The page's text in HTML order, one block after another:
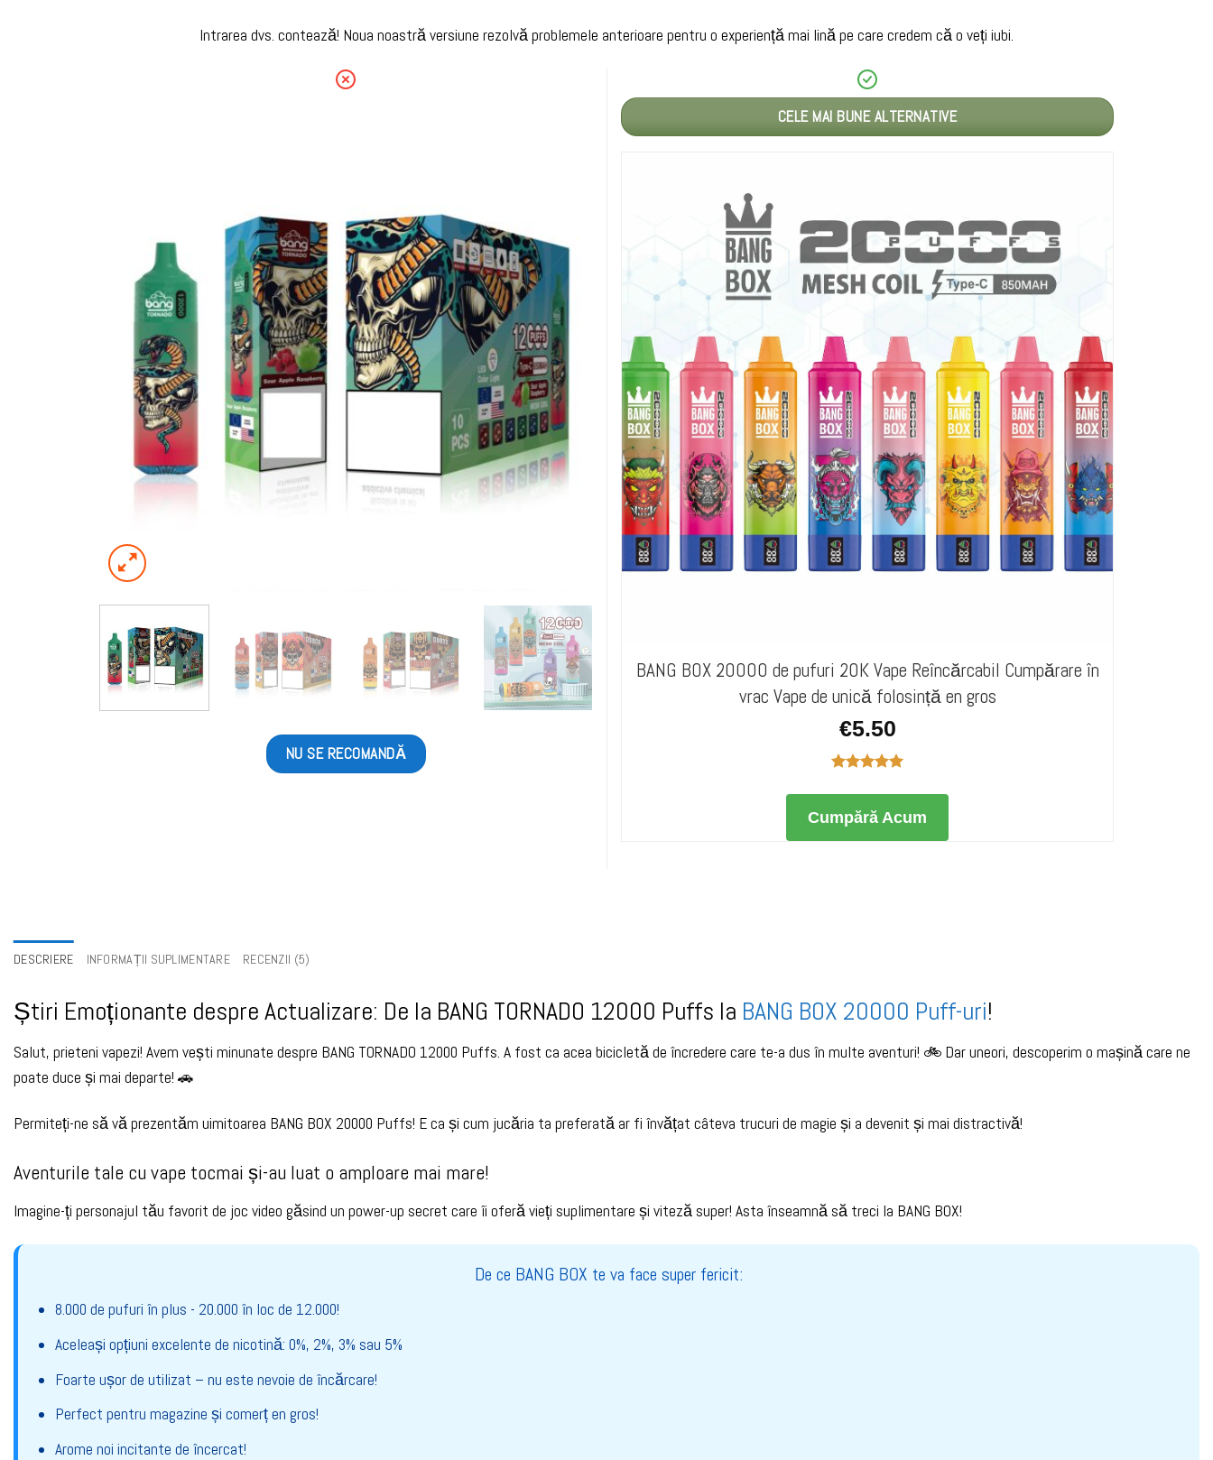
Intrarea dvs. contează! Noua noastră versiune rezolvă problemele anterioare pentru o experiență mai lină pe care credem că o veți iubi.
NU SE RECOMANDĂ
CELE MAI BUNE ALTERNATIVE
BANG BOX 20000 de pufuri 20K Vape Reîncărcabil Cumpărare în
vrac Vape de unică folosință en gros
€5.50
5.00din 5
Cumpără Acum
DESCRIERE INFORMAȚII SUPLIMENTARE RECENZII (5)
Știri Emoționante despre Actualizare: De la BANG TORNADO 12000 Puffs la BANG BOX 20000 Puff-uri!
Salut, prieteni vapezi! Avem vești minunate despre BANG TORNADO 12000 Puffs. A fost ca acea bicicletă de încredere care te-a dus în multe aventuri! 🚲 Dar uneori, descoperim o mașină care ne
poate duce și mai departe! 🚗
Permiteți-ne să vă prezentăm uimitoarea BANG BOX 20000 Puffs! E ca și cum jucăria ta preferată ar fi învățat câteva trucuri de magie și a devenit și mai distractivă!
Aventurile tale cu vape tocmai și-au luat o amploare mai mare!
Imagine-ți personajul tău favorit de joc video găsind un power-up secret care îi oferă vieți suplimentare și viteză super! Asta înseamnă să treci la BANG BOX!
De ce BANG BOX te va face super fericit:
8.000 de pufuri în plus - 20.000 în loc de 12.000!
Aceleași opțiuni excelente de nicotină: 0%, 2%, 3% sau 5%
Foarte ușor de utilizat – nu este nevoie de încărcare!
Perfect pentru magazine și comerț en gros!
Arome noi incitante de încercat!